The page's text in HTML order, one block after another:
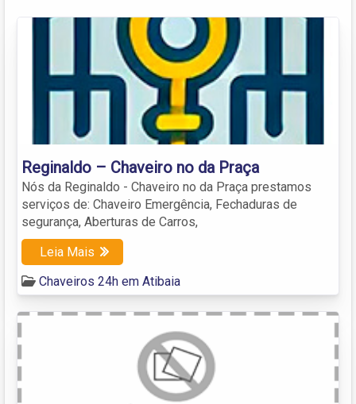
Reginaldo – Chaveiro no da Praça
Nós da Reginaldo - Chaveiro no da Praça prestamos
serviços de: Chaveiro Emergência, Fechaduras de
segurança, Aberturas de Carros,
Leia Mais
Chaveiros 24h em Atibaia